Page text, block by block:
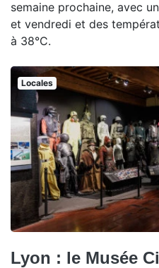
semaine prochaine, avec
et vendredi et des
à 38°C.
Locales
Lyon : le Musée